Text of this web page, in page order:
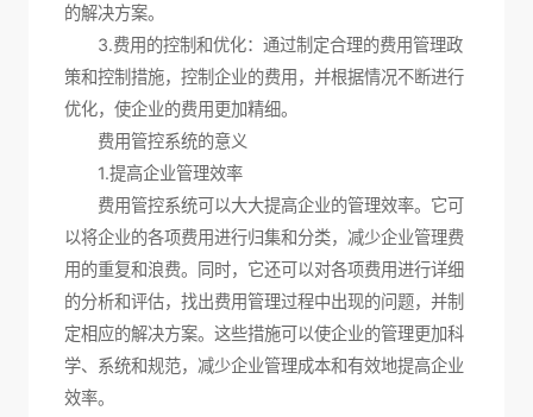
的解决方案。
3.费用的控制和优化：通过制定合理的费用管理政
策和控制措施，控制企业的费用，并根据情况不断进行
优化，使企业的费用更加精细。
费用管控系统的意义
1.提高企业管理效率
费用管控系统可以大大提高企业的管理效率。它可
以将企业的各项费用进行归集和分类，减少企业管理费
用的重复和浪费。同时，它还可以对各项费用进行详细
的分析和评估，找出费用管理过程中出现的问题，并制
定相应的解决方案。这些措施可以使企业的管理更加科
学、系统和规范，减少企业管理成本和有效地提高企业
效率。